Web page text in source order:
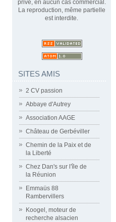
privé, en aucun cas commercial.
La reproduction, même partielle
est interdite.
SITES AMIS
2 CV passion
Abbaye d'Autrey
Association AAGE
Château de Gerbéviller
Chemin de la Paix et de
la Liberté
Chez Dan's sur l'île de
la Réunion
Emmaüs 88
Rambervillers
Koogel, moteur de
recherche alsacien